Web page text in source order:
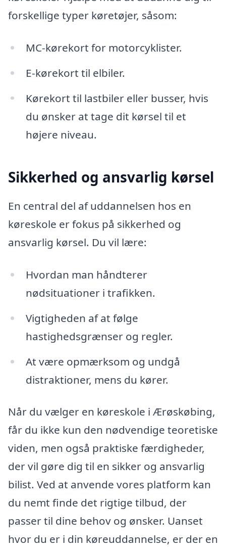
forskellige typer køretøjer, såsom:
MC-kørekort for motorcyklister.
E-kørekort til elbiler.
Kørekort til lastbiler eller busser, hvis
du ønsker at tage dit kørsel til et
højere niveau.
Sikkerhed og ansvarlig kørsel
En central del af uddannelsen hos en
køreskole er fokus på sikkerhed og
ansvarlig kørsel. Du vil lære:
Hvordan man håndterer
nødsituationer i trafikken.
Vigtigheden af at følge
hastighedsgrænser og regler.
At være opmærksom og undgå
distraktioner, mens du kører.
Når du vælger en køreskole i Ærøskøbing,
får du ikke kun den nødvendige teoretiske
viden, men også praktiske færdigheder,
der vil gøre dig til en sikker og ansvarlig
bilist. Ved at anvende vores platform kan
du nemt finde det rigtige tilbud, der
passer til dine behov og ønsker. Uanset
hvor du er i din køreuddannelse, er der en